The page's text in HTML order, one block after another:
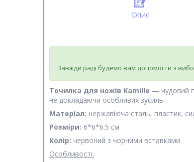
Опис
Завжди раді будемо вам допомогти з
Точилка для ножів Kamille — чудовий
не докладаючи особливих зусиль.
Матеріал: нержавіюча сталь, пластик,
Розміри: 6*6*6.5 см
Колір: червоний з чорними вставками
Особливості: